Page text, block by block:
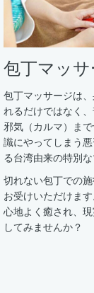
包丁マッサ
包丁マッサージは
れるだけではなく
邪気（カルマ）ま
識にやってしまう
る台湾由来の特別な
切れない包丁での
お受けいただけま
心地よく癒され、
してみませんか？